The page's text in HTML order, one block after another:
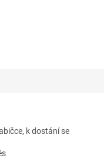
k dostání se